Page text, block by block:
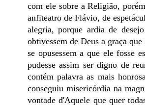
com ele sobre a Religião,
anfiteatro de Flávio, de
alegria, porque ardia de
obtivessem de Deus a graça
se opusessem a que ele fosse
pudesse assim ser digno de
contém palavra as mais
conseguiu misericórdia na
vontade d'Aquele que quer